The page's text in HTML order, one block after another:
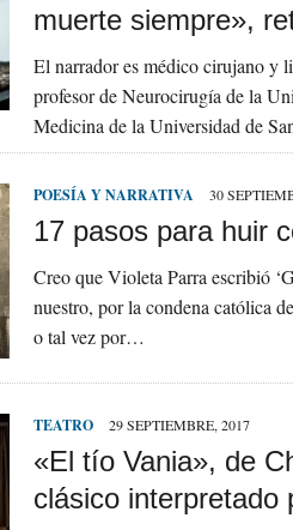
muerte siempre»,
El narrador es médico cirujano y
profesor de Neurocirugía de la
Medicina de la Universidad de
POESÍA Y NARRATIVA 30
17 pasos para huir
Creo que Violeta Parra escribió
nuestro, por la condena católica
o tal vez por…
TEATRO 29 SEPTIEMBRE, 2017
«El tío Vania», de
clásico interpretado